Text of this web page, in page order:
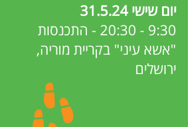
יום שישי 31.5.24
9:30 - 20:30 - התכנסות
"אשא עיני" בקריית מוריה,
ירושלים